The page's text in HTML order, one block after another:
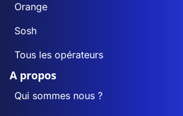
Orange
Sosh
Tous les opérateurs
A propos
Qui sommes nous ?